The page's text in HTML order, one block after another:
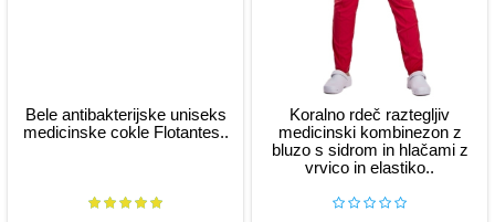
Bele antibakterijske uniseks
medicinske cokle Flotantes..
Koralno rdeč raztegljiv
medicinski kombinezon z
bluzo s sidrom in hlačami z
vrvico in elastiko..